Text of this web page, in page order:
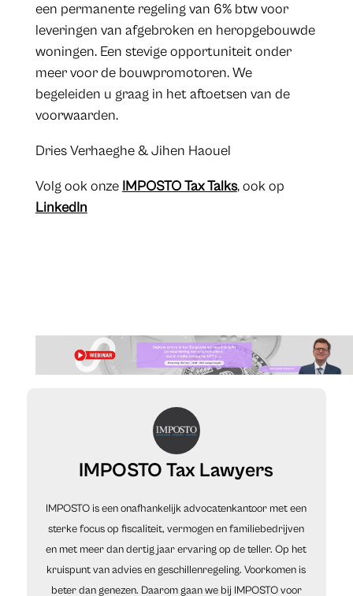
een permanente regeling van 6% btw voor
leveringen van afgebroken en heropgebouwde
woningen. Een stevige opportuniteit onder
meer voor de bouwpromotoren. We
begeleiden u graag in het aftoetsen van de
voorwaarden.
Dries Verhaeghe & Jihen Haouel
Volg ook onze IMPOSTO Tax Talks, ook op
LinkedIn
IMPOSTO Tax Lawyers
IMPOSTO is een onafhankelijk advocatenkantoor met een
sterke focus op fiscaliteit, vermogen en familiebedrijven
en met meer dan dertig jaar ervaring op de teller. Op het
kruispunt van advies en geschillenregeling. Voorkomen is
beter dan genezen. Daarom gaan we bij IMPOSTO voor